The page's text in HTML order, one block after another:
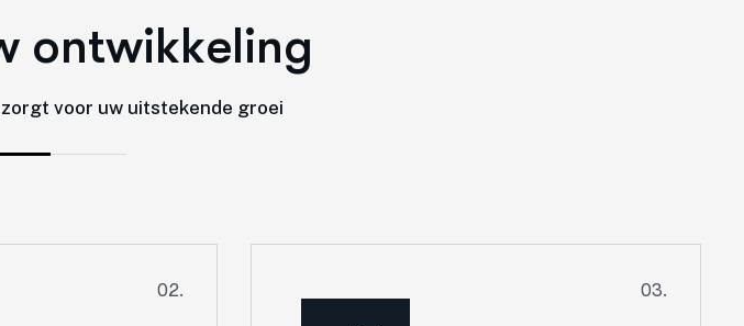
ontwikkeling
voor uw uitstekende groei
02. 03.